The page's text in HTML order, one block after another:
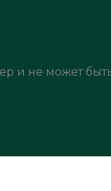
и не может